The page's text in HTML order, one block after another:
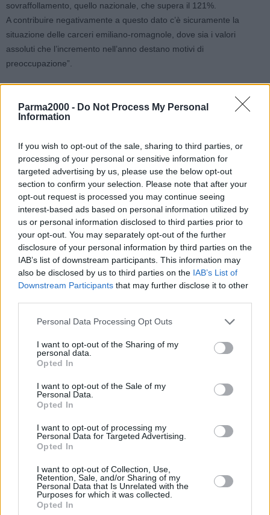
Parma2000 - Do Not Process My Personal
Information
If you wish to opt-out of the sale, sharing to third parties, or
processing of your personal or sensitive information for
targeted advertising by us, please use the below opt-out
section to confirm your selection. Please note that after your
opt-out request is processed you may continue seeing
interest-based ads based on personal information utilized by
us or personal information disclosed to third parties prior to
your opt-out. You may separately opt-out of the further
disclosure of your personal information by third parties on the
IAB’s list of downstream participants. This information may
also be disclosed by us to third parties on the IAB’s List of
Downstream Participants that may further disclose it to other
Personal Data Processing Opt Outs
I want to opt-out of the Sharing of my
personal data.
Opted In
I want to opt-out of the Sale of my
Personal Data.
Opted In
I want to opt-out of processing my
Personal Data for Targeted Advertising.
Opted In
I want to opt-out of Collection, Use,
Retention, Sale, and/or Sharing of my
Personal Data that Is Unrelated with the
Purposes for which it was collected.
Opted In
sovraffollamento, quello nazionale, che supera il 121%.
A contribuire negativamente a questo dato c’è sicuramente la
situazione delle carceri emiliano-romagnole, dove sia i valori
assoluti che l’incremento nell’anno destano motivi di
preoccupazione”.
con un incremento nell’anno del 7,8%. Il dato più preoccupante è
quello che riguarda il carcere di Bologna, dove il dato del
neanche nelle carceri di Ferrara (155,3%), Ravenna e Reggio
Emilia (entrambe con il 144,4%), Modena (142%). Emblematico,
per fotografare la situazione regionale, è il fatto che dei 10 istituti
presenti, solo uno abbia un tasso di sovraffollamento inferiore alla
media nazionale.
Il dato del sovraffollamento lo avevamo rilevato anche nel nostro
primo rapporto sulle condizioni di detenzione in Emilia Romagna
(Anno 2018), pubblicato per Antigone edizioni a giugno 2019. Ci
sembrano soprattutto preoccupanti le condizioni di congestione di
strutture penitenziarie a livello intraregionale possono quindi
prigioni, che dipendono comunque in prima istanza dagli ingressi
dall’esterno e, dunque, dalle opzioni di politica criminale”. In
relazione alle conseguenze del sovraffollamento, rileviamo che
“naturalmente, il sovraffollamento incide sulla qualità della vita
detentiva (congestione degli spazi) e può contribuire a comprimere
diritti e aspettative dei detenuti e delle detenute – nonchè di chi
lavora all’interno delle carceri -, riducendo ad esempio le possibilità
di accesso alle attività trattamentali, ai servizi sanitari e scolastici,
alle opportunità ricreative. Basti pensare che in media il rapporto
tra detenuti ed educatori (staff di area giuridico-trattamentale) è di